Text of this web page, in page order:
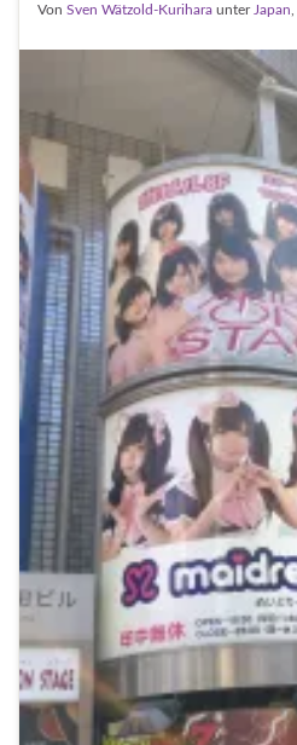
Von Sven Wätzold-Kurihara unter Japan